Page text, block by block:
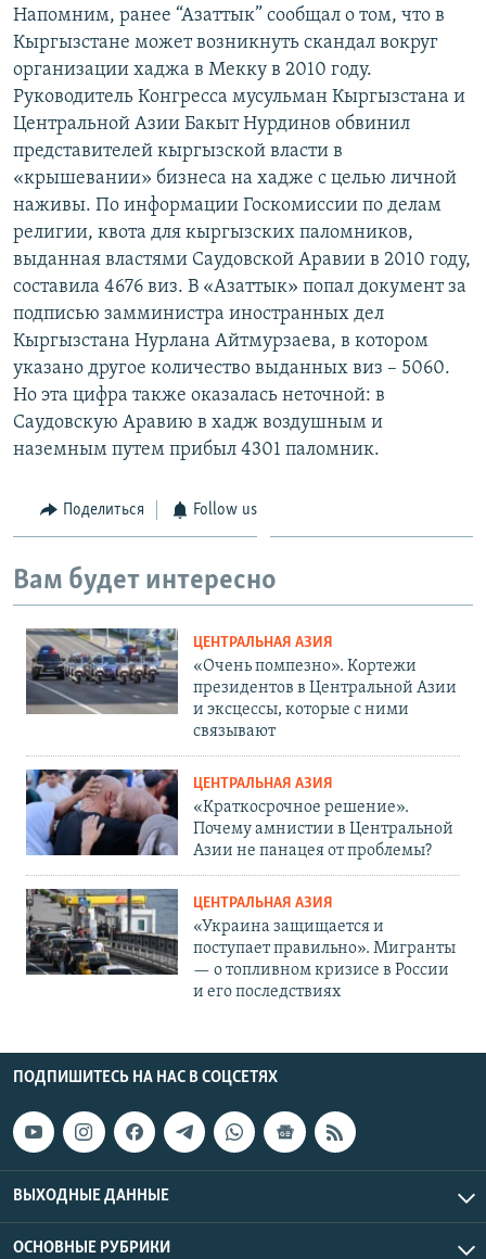
Напомним, ранее “Азаттык” сообщал о том, что в
Кыргызстане может возникнуть скандал вокруг
организации хаджа в Мекку в 2010 году.
Руководитель Конгресса мусульман Кыргызстана и
Центральной Азии Бакыт Нурдинов обвинил
представителей кыргызской власти в
«крышевании» бизнеса на хадже с целью личной
наживы. По информации Госкомиссии по делам
религии, квота для кыргызских паломников,
выданная властями Саудовской Аравии в 2010 году,
составила 4676 виз. В «Азаттык» попал документ за
подписью замминистра иностранных дел
Кыргызстана Нурлана Айтмурзаева, в котором
указано другое количество выданных виз – 5060.
Но эта цифра также оказалась неточной: в
Саудовскую Аравию в хадж воздушным и
наземным путем прибыл 4301 паломник.
Поделиться Follow us
Вам будет интересно
ЦЕНТРАЛЬНАЯ АЗИЯ
«Очень помпезно». Кортежи
президентов в Центральной Азии
и эксцессы, которые с ними
связывают
ЦЕНТРАЛЬНАЯ АЗИЯ
«Краткосрочное решение».
Почему амнистии в Центральной
Азии не панацея от проблемы?
ЦЕНТРАЛЬНАЯ АЗИЯ
«Украина защищается и
поступает правильно». Мигранты
— о топливном кризисе в России
и его последствиях
ПОДПИШИТЕСЬ НА НАС В СОЦСЕТЯХ
ВЫХОДНЫЕ ДАННЫЕ
ОСНОВНЫЕ РУБРИКИ